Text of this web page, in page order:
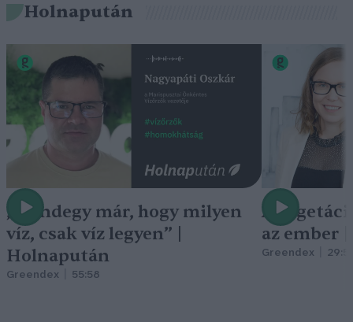
Holnapután
„Mindegy már, hogy milyen
víz, csak víz legyen” |
Holnapután
Greendex 55:58
A
az ember
Greendex